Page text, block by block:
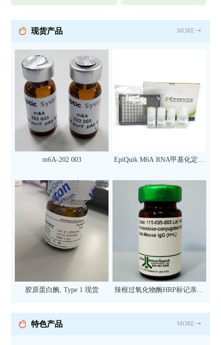
现货产品 MORE
m6A-202 003
EpiQuik M6A RNA甲基化定量
次）
胶原蛋白酶, Type 1 现货
辣根过氧化物酶HRP标记亲和
抗 现货
特色产品 MORE